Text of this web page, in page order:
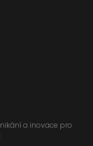
a inovace pro